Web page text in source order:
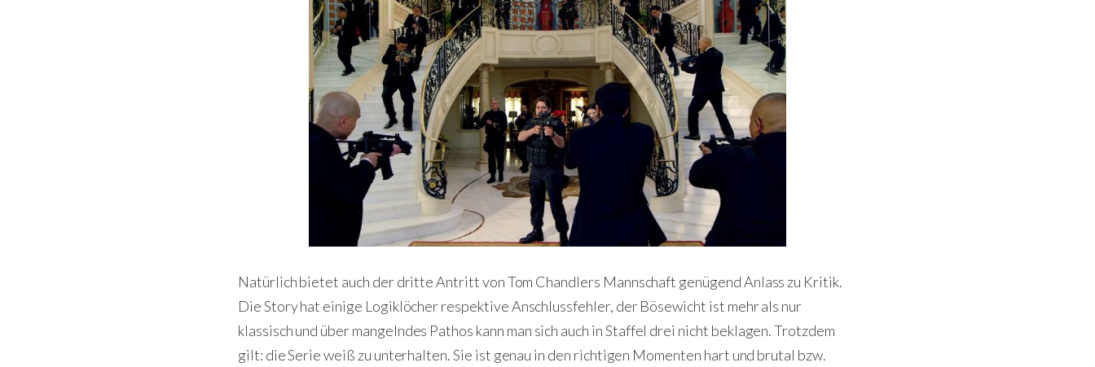
Natürlich bietet auch der dritte Antritt von Tom Chandlers Mannschaft genügend Anlass zu Kritik.
Die Story hat einige Logiklöcher respektive Anschlussfehler, der Bösewicht ist mehr als nur
klassisch und über mangelndes Pathos kann man sich auch in Staffel drei nicht beklagen. Trotzdem
gilt: die Serie weiß zu unterhalten. Sie ist genau in den richtigen Momenten hart und brutal bzw.